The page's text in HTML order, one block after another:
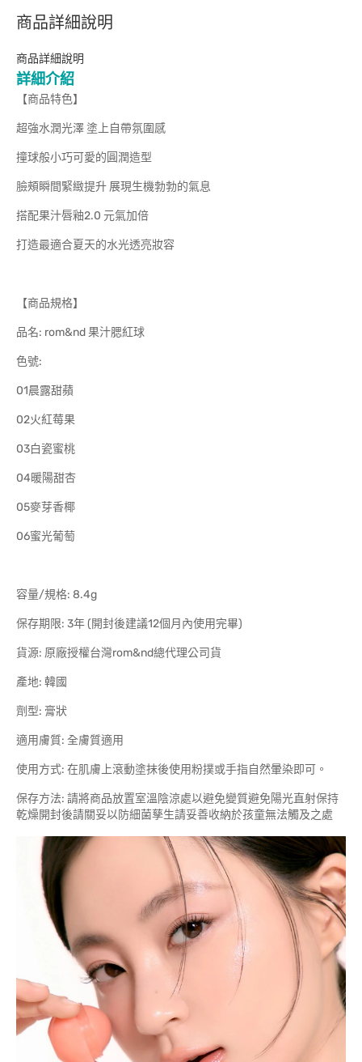
商品詳細說明
商品詳細說明
詳細介紹
【商品特色】
超強水潤光澤 塗上自帶氛圍感
撞球般小巧可愛的圓潤造型
臉頰瞬間緊緻提升 展現生機勃勃的氣息
搭配果汁唇釉2.0 元氣加倍
打造最適合夏天的水光透亮妝容
【商品規格】
品名: rom&nd 果汁腮紅球
色號:
01晨露甜蘋
02火紅莓果
03白瓷蜜桃
04暖陽甜杏
05麥芽香椰
06蜜光葡萄
容量/規格: 8.4g
保存期限: 3年 (開封後建議12個月內使用完畢)
貨源: 原廠授權台灣rom&nd總代理公司貨
產地: 韓國
劑型: 膏狀
適用膚質: 全膚質適用
使用方式: 在肌膚上滾動塗抹後使用粉撲或手指自然暈染即可。
保存方法: 請將商品放置室溫陰涼處以避免變質避免陽光直射保持
乾燥開封後請關妥以防細菌孳生請妥善收納於孩童無法觸及之處